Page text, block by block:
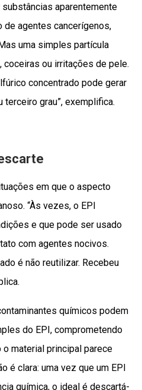
aparentemente
de agentes cancerígenos,
uma simples partícula
coceiras ou irritações de pele.
concentrado pode gerar
grau”, exemplifica.
em que o aspecto
“Às vezes, o EPI
e que pode ser usado
com agentes nocivos.
é não reutilizar. Recebeu
químicos podem
do EPI, comprometendo
material principal parece
é clara: uma vez que um EPI
química, o ideal é descartá-